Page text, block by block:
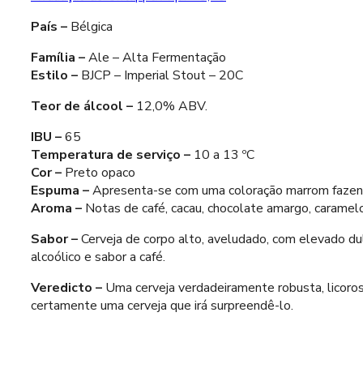
País – Bélgica
Família –Ale – Alta Fermentação
Estilo – BJCP – Imperial Stout – 20C
Teor de álcool – 12,0% ABV.
IBU –65
Temperatura de serviço – 10 a 13 ºC
Cor – Preto opaco
Espuma –Apresenta-se com uma coloração marrom
Aroma – Notas de café, cacau, chocolate amargo,
Sabor –Cerveja de corpo alto, aveludado, com elevado
alcoólico e sabor a café.
Veredicto – Uma cerveja verdadeiramente robusta,
certamente uma cerveja que irá surpreendê-lo.